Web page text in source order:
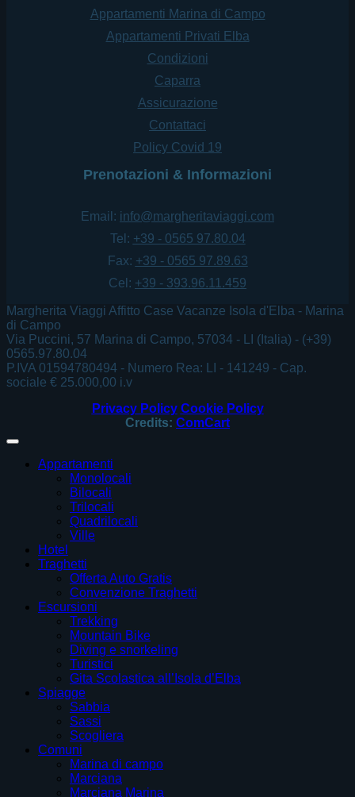
Appartamenti Marina di Campo
Appartamenti Privati Elba
Condizioni
Caparra
Assicurazione
Contattaci
Policy Covid 19
Prenotazioni & Informazioni
Email: info@margheritaviaggi.com
Tel: +39 - 0565 97.80.04
Fax: +39 - 0565 97.89.63
Cel: +39 - 393.96.11.459
Privacy Policy Cookie Policy
Credits: ComCart
Margherita Viaggi Affitto Case Vacanze Isola d'Elba - Marina
di Campo
Via Puccini, 57 Marina di Campo, 57034 - LI (Italia) - (+39)
0565.97.80.04
P.IVA 01594780494 - Numero Rea: LI - 141249 - Cap.
sociale € 25.000,00 i.v
Appartamenti
Monolocali
Bilocali
Trilocali
Quadrilocali
Ville
Hotel
Traghetti
Offerta Auto Gratis
Convenzione Traghetti
Escursioni
Trekking
Mountain Bike
Diving e snorkeling
Turistici
Gita Scolastica all’Isola d’Elba
Spiagge
Sabbia
Sassi
Scogliera
Comuni
Marina di campo
Marciana
Marciana Marina